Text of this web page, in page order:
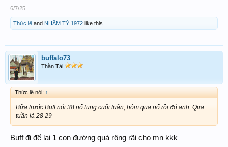
6/7/25
Thức lê and NHÂM TÝ 1972 like this.
buffalo73
Thần Tài
Thức lê nói: ↑
Bữa trước Buff nói 38 nổ tung cuối tuần, hôm qua nổ rồi đó anh. Qua
tuần là 28 29
Buff đi để lại 1 con đường quá rộng rãi cho mn kkk